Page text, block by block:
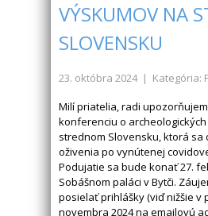
VÝSKUMOV NA
SLOVENSKU
23. októbra 2024 | Kategória:
Milí priatelia, radi
konferenciu o
strednom Slovensku, ktorá sa
oživenia po vynútenej
Podujatie sa bude konať 27.
Sobášnom paláci v Bytči.
posielať prihlášky (viď nižšie v
novembra 2024 na emailovú